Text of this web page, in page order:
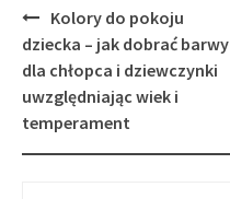
Post
navigation
Kolory do pokoju
dziecka – jak dobrać barwy
dla chłopca i dziewczynki
uwzględniając wiek i
temperament